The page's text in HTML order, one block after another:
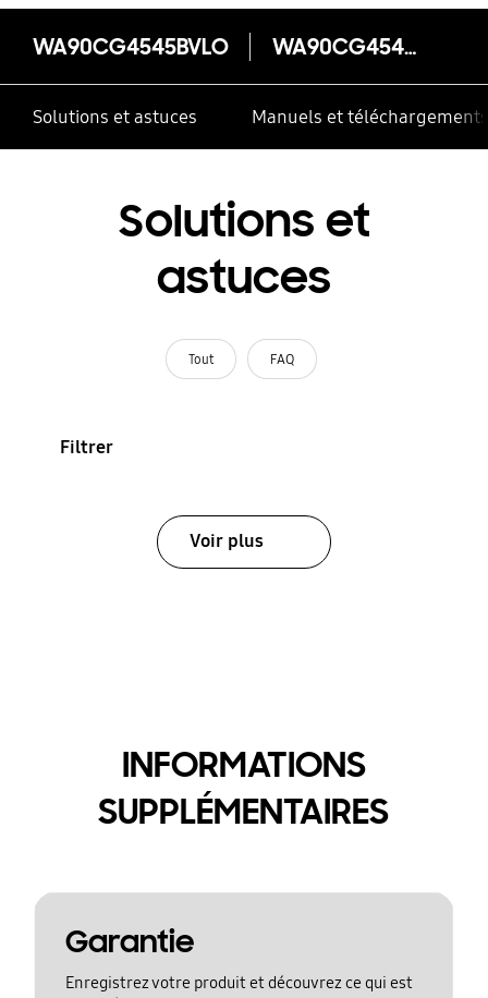
WA90CG4545BVLO WA90CG4545BVLO
Solutions et astuces Manuels et téléchargements
Solutions et
astuces
Tout FAQ
Filtrer
Voir plus
INFORMATIONS
SUPPLÉMENTAIRES
Garantie
Enregistrez votre produit et découvrez ce qui est